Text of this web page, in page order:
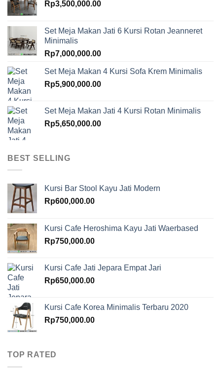
Rp3,500,000.00
Set Meja Makan Jati 6 Kursi Rotan Jeanneret
Minimalis
Rp7,000,000.00
Set Meja Makan 4 Kursi Sofa Krem Minimalis
Rp5,900,000.00
Set Meja Makan Jati 4 Kursi Rotan Minimalis
Rp5,650,000.00
BEST SELLING
Kursi Bar Stool Kayu Jati Modern
Rp600,000.00
Kursi Cafe Heroshima Kayu Jati Waerbased
Rp750,000.00
Kursi Cafe Jati Jepara Empat Jari
Rp650,000.00
Kursi Cafe Korea Minimalis Terbaru 2020
Rp750,000.00
TOP RATED